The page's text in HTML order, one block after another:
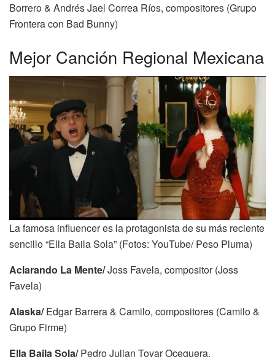
Borrero & Andrés Jael Correa Ríos, compositores (Grupo
Frontera con Bad Bunny)
Mejor Canción Regional Mexicana
La famosa influencer es la protagonista de su más reciente
sencillo “Ella Baila Sola” (Fotos: YouTube/ Peso Pluma)
Aclarando La Mente/Joss Favela, compositor (Joss
Favela)
Alaska/Edgar Barrera & Camilo, compositores (Camilo &
Grupo Firme)
Ella Baila Sola/Pedro Julian Tovar Oceguera,